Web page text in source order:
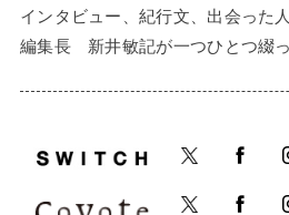
インタビュー、紀行文、出会った
編集長 新井敏記が一つひとつ綴